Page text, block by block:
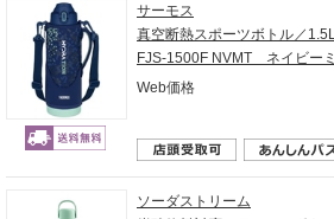
サーモス
真空断熱スポーツボトル／1.5L
FJS-1500F NVMT ネイビー
Web価格
ソーダストリーム